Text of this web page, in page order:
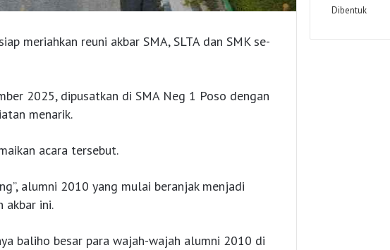
meriahkan reuni akbar SMA, SLTA dan SMK se-
2025, dipusatkan di SMA Neg 1 Poso dengan
menarik.
acara tersebut.
alumni 2010 yang mulai beranjak menjadi
akbar ini.
baliho besar para wajah-wajah alumni 2010 di